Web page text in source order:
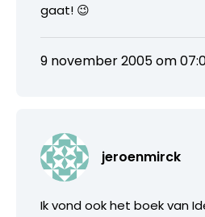
gaat! 😉
9 november 2005 om
jeroenmirck
Ik vond ook het boek van